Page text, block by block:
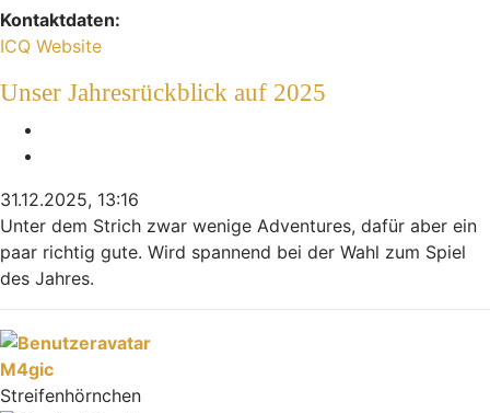
Kontaktdaten:
Kontaktdaten von Indiana
ICQ Website
Unser Jahresrückblick auf 2025
31.12.2025, 13:16
Unter dem Strich zwar wenige Adventures, dafür aber ein
paar richtig gute. Wird spannend bei der Wahl zum Spiel
des Jahres.
Nach oben
M4gic
Streifenhörnchen